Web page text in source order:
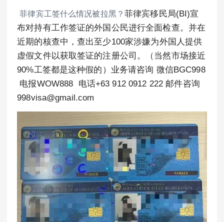
菲律宾工签什么情况被拉黑？菲律宾移民局(BI)宣
布对持有工作签证的外国公民进行全面检查。并在
近期的核查中，查出至少100家涉嫌为外国人提供
虚假文件以获取签证的注册公司。（当然市场接近
90%工签都是这种假的）业务请咨询 微信BGC998
电报WOW888 电话+63 912 0912 222 邮件咨询
998visa@gmail.com